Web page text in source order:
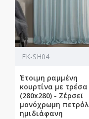
ΕΚ-SH04
Έτοιμη ραμμένη
κουρτίνα με τρέσα
(280x280) - Ζέρσεϊ
μονόχρωμη πετρόλ
ημιδιάφανη